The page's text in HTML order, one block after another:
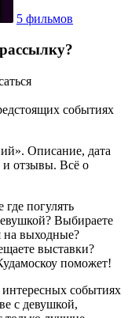
5 фильмов
событиях
Описание, дата
и отзывы. Всё о
погулять
Выбираете
на выходные?
выставки?
поможет!
событиях
с девушкой,